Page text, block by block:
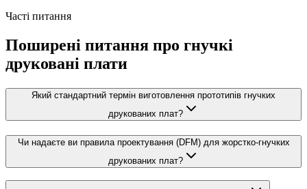
Часті питання
Поширені питання про гнучкі
друковані плати
Який стандартний термін виготовлення прототипів гнучких
друкованих плат?
Чи надаєте ви правила проектування (DFM) для жорстко-гнучких
друкованих плат?